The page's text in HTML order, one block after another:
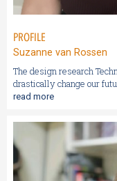
PROFILE
Suzanne van Rossen
The design research
drastically change our
read more